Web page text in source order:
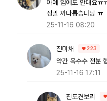
아예 입에도 안대요ㅠ
정말 까다롭습니당 ㅠ
25-11-16 08:20
진미채 223
약간 옥수수 전분
25-11-16 17:11
진도견보리